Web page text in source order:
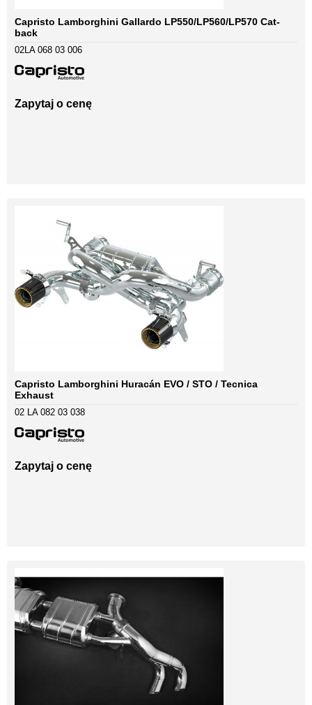
Capristo Lamborghini Gallardo LP550/LP560/LP570 Cat-
back
02LA 068 03 006
Zapytaj o cenę
Capristo Lamborghini Huracán EVO / STO / Tecnica
Exhaust
02 LA 082 03 038
Zapytaj o cenę